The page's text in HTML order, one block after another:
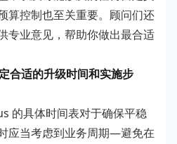
算控制也至关重要。顾问们还
专业意见，帮助你做出最合适
合适的升级时间和实施步
的具体时间表对于确保平稳
应当考虑到业务周期—避免在